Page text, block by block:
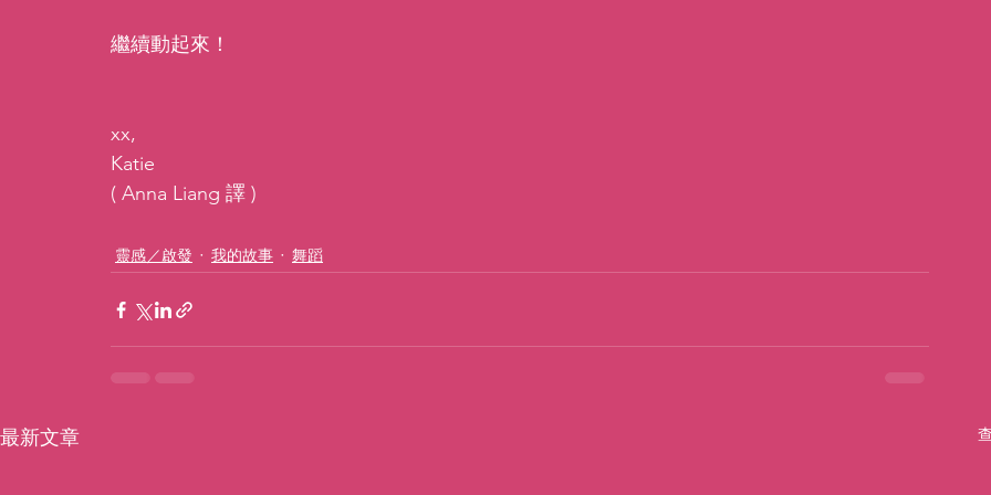
繼續動起來！
xx,
Katie
( Anna Liang 譯 )
靈感／啟發 我的故事 舞蹈
最新文章